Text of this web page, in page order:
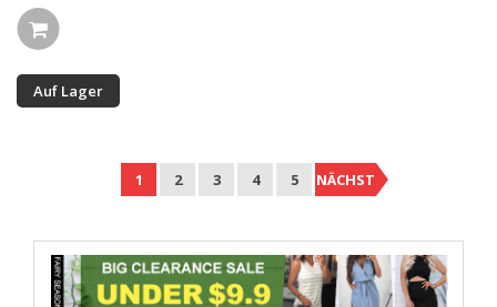
Auf Lager
1 2 3 4 5 NÄCHST